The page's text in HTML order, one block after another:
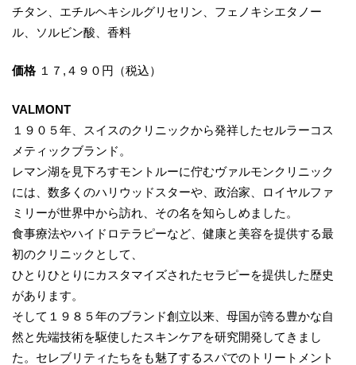
チタン、エチルヘキシルグリセリン、フェノキシエタノー
ル、ソルビン酸、香料
価格 １７,４９０円（税込）
VALMONT
１９０５年、スイスのクリニックから発祥したセルラーコス
メティックブランド。
レマン湖を見下ろすモントルーに佇むヴァルモンクリニック
には、数多くのハリウッドスターや、政治家、ロイヤルファ
ミリーが世界中から訪れ、その名を知らしめました。
食事療法やハイドロテラピーなど、健康と美容を提供する最
初のクリニックとして、
ひとりひとりにカスタマイズされたセラピーを提供した歴史
があります。
そして１９８５年のブランド創立以来、母国が誇る豊かな自
然と先端技術を駆使したスキンケアを研究開発してきまし
た。セレブリティたちをも魅了するスパでのトリートメント